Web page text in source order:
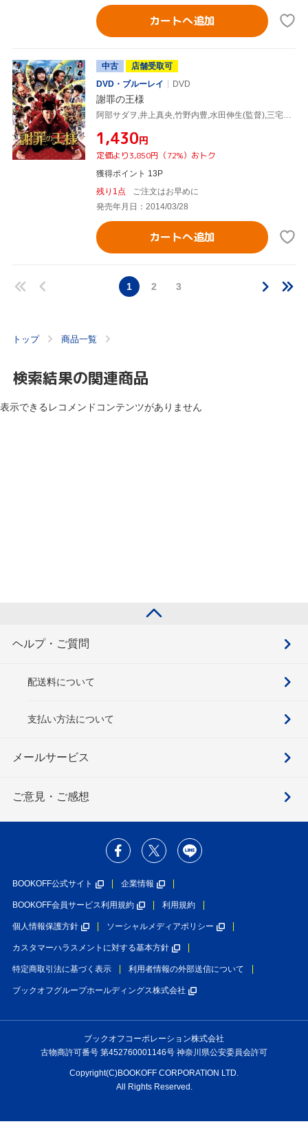
カートへ追加
中古
店舗受取可
DVD・ブルーレイ
DVD
謝罪の王様
阿部サダヲ,井上真央,竹野内豊,水田伸生(監督),三宅一徳(音楽)
¥1,430円
定価より3,850円（72%）おトク
獲得ポイント 13P
残り1点
ご注文はお早めに
発売年月日：2014/03/28
カートへ追加
1 2 3
トップ 商品一覧
検索結果の関連商品
表示できるレコメンドコンテンツがありません
ヘルプ・ご質問
配送料について
支払い方法について
メールサービス
ご意見・ご感想
BOOKOFF公式サイト 企業情報
BOOKOFF会員サービス利用規約 利用規約
個人情報保護方針 ソーシャルメディアポリシー
カスタマーハラスメントに対する基本方針
特定商取引法に基づく表示 利用者情報の外部送信について
ブックオフグループホールディングス株式会社
ブックオフコーポレーション株式会社
古物商許可番号 第452760001146号 神奈川県公安委員会許可
Copyright(C)BOOKOFF CORPORATION LTD.
All Rights Reserved.